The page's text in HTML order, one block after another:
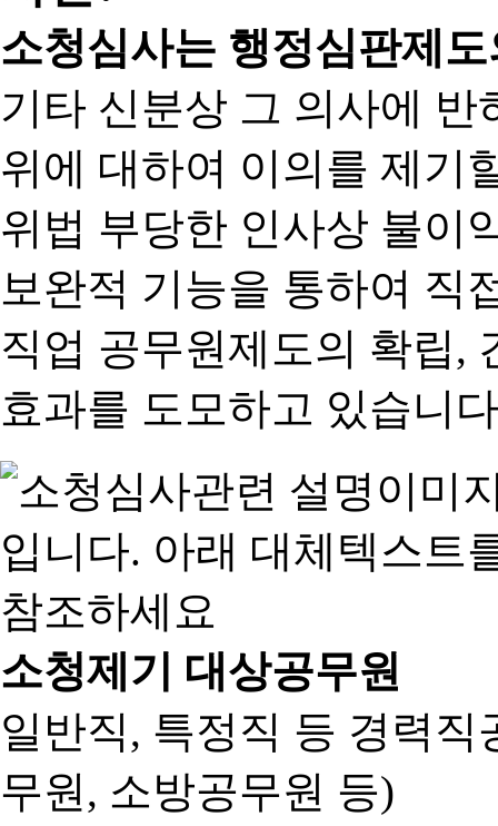
소청심사는 행정심판제
기타 신분상 그 의사에
위에 대하여 이의를 제기
위법 부당한 인사상 불이
보완적 기능을 통하여 직
직업 공무원제도의 확립,
효과를 도모하고 있습니
소청제기 대상공무원
일반직, 특정직 등 경력
무원, 소방공무원 등)